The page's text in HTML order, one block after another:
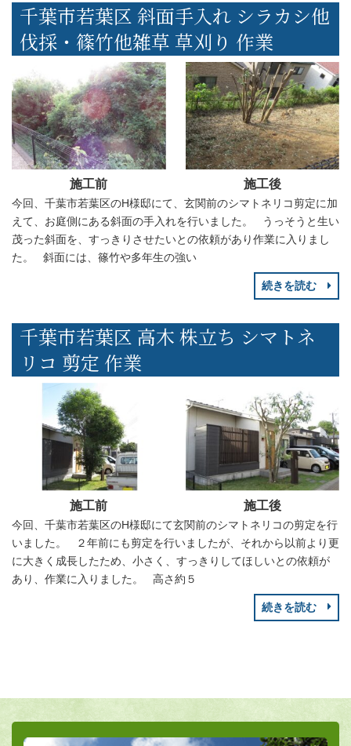
千葉市若葉区 斜面手入れ シラカシ他
伐採・篠竹他雑草 草刈り 作業
施工前 施工後
今回、千葉市若葉区のH様邸にて、玄関前のシマトネリコ剪定に加
えて、お庭側にある斜面の手入れを行いました。 うっそうと生い
茂った斜面を、すっきりさせたいとの依頼があり作業に入りまし
た。 斜面には、篠竹や多年生の強い
続きを読む
千葉市若葉区 高木 株立ち シマトネ
リコ 剪定 作業
施工前 施工後
今回、千葉市若葉区のH様邸にて玄関前のシマトネリコの剪定を行
いました。 ２年前にも剪定を行いましたが、それから以前より更
に大きく成長したため、小さく、すっきりしてほしいとの依頼が
あり、作業に入りました。 高さ約５
続きを読む